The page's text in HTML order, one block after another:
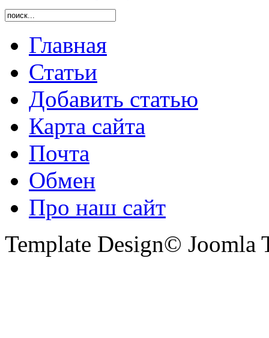
Главная
Статьи
Добавить статью
Карта сайта
Почта
Обмен
Про наш сайт
Template Design© Joomla